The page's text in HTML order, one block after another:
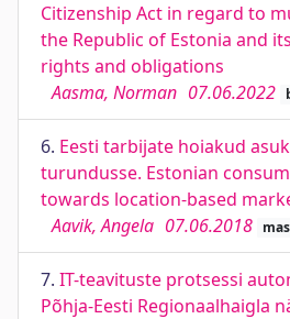
Citizenship Act in regard to
the Republic of Estonia and
rights and obligations
Aasma, Norman 07.06.2022
6. Eesti tarbijate hoiakud
turundusse. Estonian
towards location-based
Aavik, Angela 07.06.2018
7. IT-teavituste protsessi
Põhja-Eesti Regionaalhaigla